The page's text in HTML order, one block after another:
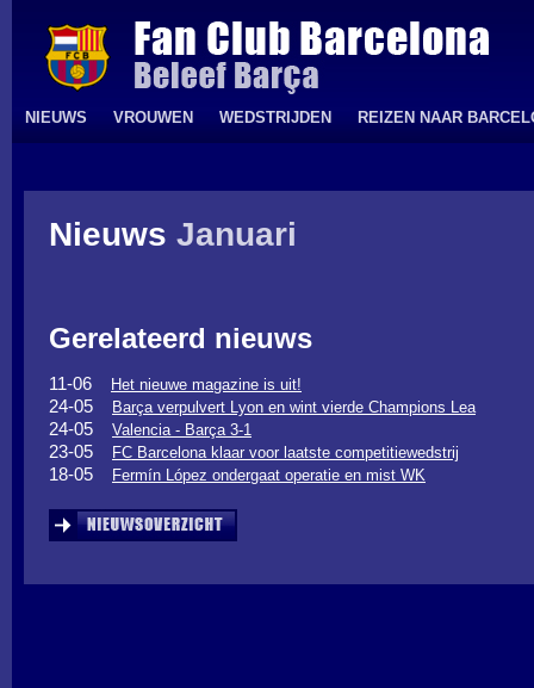
NIEUWS VROUWEN WEDSTRIJDEN REIZEN NAAR
Nieuws Januari
Gerelateerd nieuws
11-06 Het nieuwe magazine is uit!
24-05 Barça verpulvert Lyon en wint vierde Champions Lea
24-05 Valencia - Barça 3-1
23-05 FC Barcelona klaar voor laatste competitiewedstrij
18-05 Fermín López ondergaat operatie en mist WK